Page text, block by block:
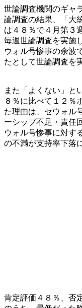
世論調査機関のギャ
論調査の結果、「大
は４８％で４月第３
毎週世論調査を実施
ウォル号惨事の余波
たとして世論調査を
また「よくない」と
８％に比べて１２％
た理由は、セウォル
ーシップ不足・責任
ウォル号惨事に対す
の不満が支持率下落
肯定評価４８％、否